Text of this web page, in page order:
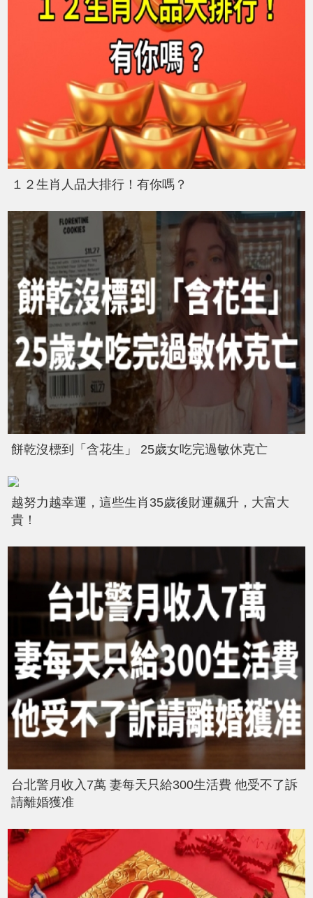
１２生肖人品大排行！有你嗎？
餅乾沒標到「含花生」 25歲女吃完過敏休克亡
越努力越幸運，這些生肖35歲後財運飆升，大富大
貴！
台北警月收入7萬 妻每天只給300生活費 他受不了訴
請離婚獲准